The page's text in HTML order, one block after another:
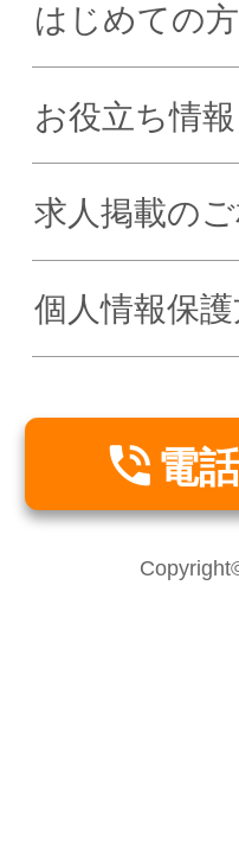
はじめての
お役立ち情報
求人掲載の
個人情報保
 電